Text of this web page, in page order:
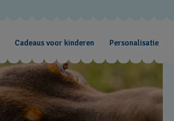
Cadeaus voor kinderen Personalisatie